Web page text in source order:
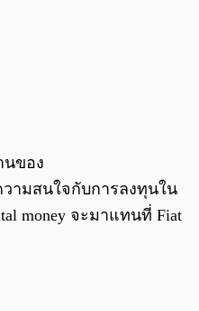
นของ
วามสนใจกับการลงทุนใน
money จะมาแทนที่ Fiat